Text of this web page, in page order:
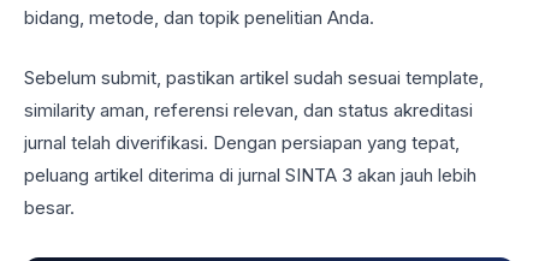
bidang, metode, dan topik penelitian Anda.
Sebelum submit, pastikan artikel sudah sesuai template,
similarity aman, referensi relevan, dan status akreditasi
jurnal telah diverifikasi. Dengan persiapan yang tepat,
peluang artikel diterima di jurnal SINTA 3 akan jauh lebih
besar.